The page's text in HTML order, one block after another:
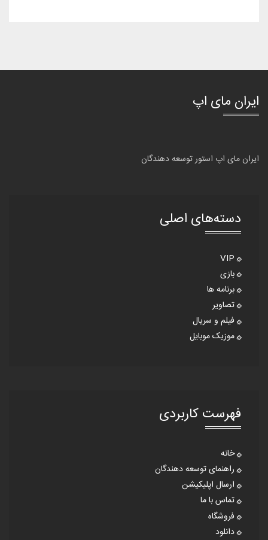
ایران مای اپ
ایران مای اپ استور توسعه دهندگان
دسته‌های اصلی
VIP
بازی
برنامه ها
تصاویر
فیلم و سریال
موزیک موبایل
فهرست کاربردی
خانه
راهنمای توسعه دهندگان
ارسال اپلیکیشن
تماس با ما
فروشگاه
دانلود